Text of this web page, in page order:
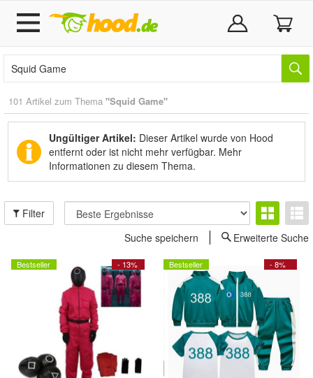
101 Artikel zum Thema "Squid Game"
Ungültiger Artikel: Dieser Artikel wurde von Hood
entfernt oder ist nicht mehr verfügbar. Mehr
Informationen zu diesem Thema.
Filter
Suche speichern
Erweiterte Suche
- 13%
Bestseller - 8%
Bestseller